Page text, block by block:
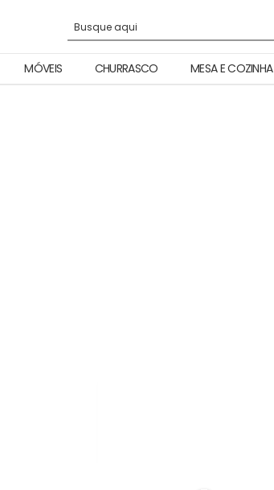
MÓVEIS CHURRASCO MESA E COZINHA